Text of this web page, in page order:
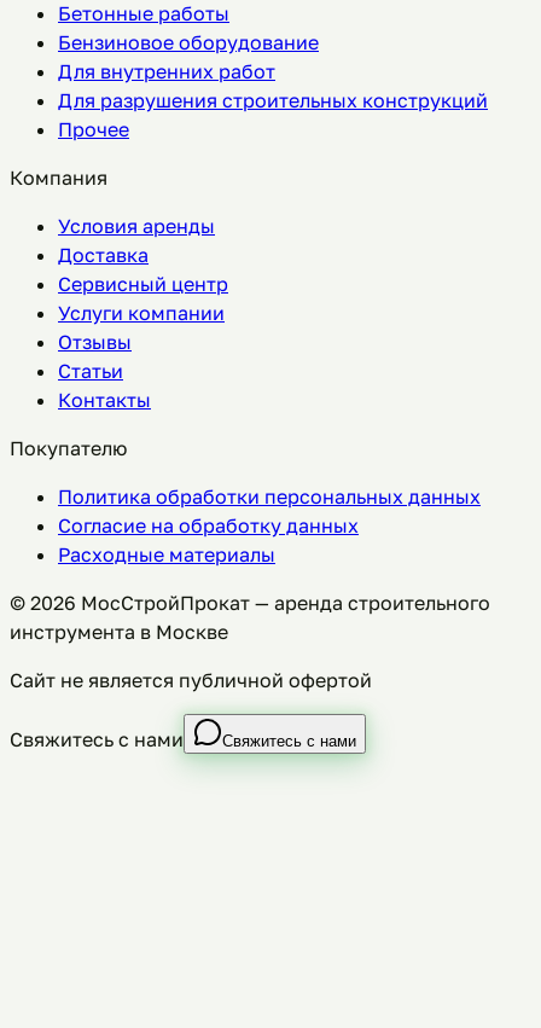
Бетонные работы
Бензиновое оборудование
Для внутренних работ
Для разрушения строительных конструкций
Прочее
Компания
Условия аренды
Доставка
Сервисный центр
Услуги компании
Отзывы
Статьи
Контакты
Покупателю
Политика обработки персональных данных
Согласие на обработку данных
Расходные материалы
© 2026 МосСтройПрокат — аренда строительного
инструмента в Москве
Сайт не является публичной офертой
Свяжитесь с нами Свяжитесь с нами